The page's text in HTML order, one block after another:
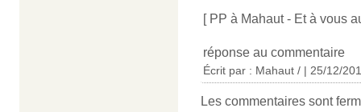
[ PP à Mahaut - Et à vous
réponse au commentaire
Écrit par : Mahaut / | 25/12/
Les commentaires sont